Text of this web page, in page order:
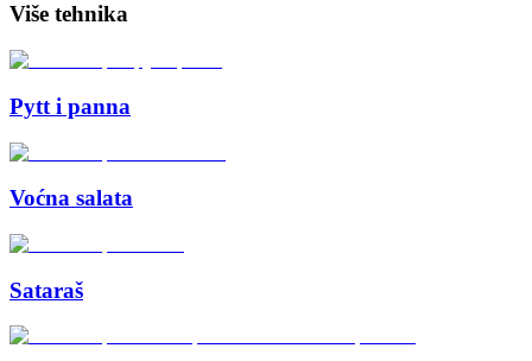
Više tehnika
Pytt i panna
Voćna salata
Sataraš